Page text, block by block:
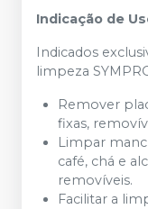
Indicação de
Indicados
limpeza
Remover
fixas,
Limpar
café, chá e
removíveis.
Facilitar a